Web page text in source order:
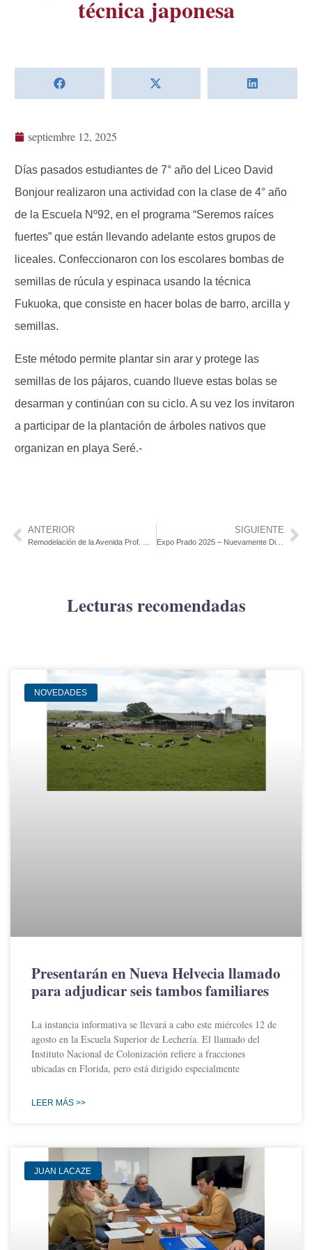
técnica japonesa
septiembre 12, 2025
Días pasados estudiantes de 7° año del Liceo David
Bonjour realizaron una actividad con la clase de 4° año
de la Escuela Nº92, en el programa “Seremos raíces
fuertes” que están llevando adelante estos grupos de
liceales. Confeccionaron con los escolares bombas de
semillas de rúcula y espinaca usando la técnica
Fukuoka, que consiste en hacer bolas de barro, arcilla y
semillas.
Este método permite plantar sin arar y protege las
semillas de los pájaros, cuando llueve estas bolas se
desarman y continúan con su ciclo. A su vez los invitaron
a participar de la plantación de árboles nativos que
organizan en playa Seré.-
ANTERIOR SIGUIENTE
Expo Prado 2025 – Nuevamente Distinguida la Producción Coloniense
Lecturas recomendadas
NOVEDADES
Presentarán en Nueva Helvecia llamado
para adjudicar seis tambos familiares
La instancia informativa se llevará a cabo este miércoles 12 de
agosto en la Escuela Superior de Lechería. El llamado del
Instituto Nacional de Colonización refiere a fracciones
ubicadas en Florida, pero está dirigido especialmente
LEER MÁS >>
JUAN LACAZE